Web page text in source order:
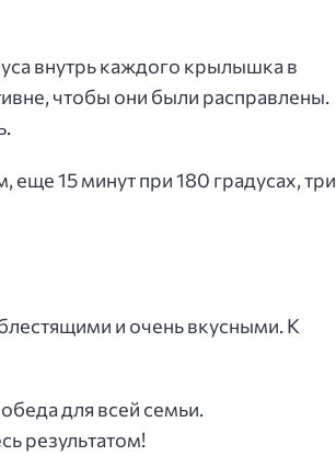
внутрь каждого крылышка в
чтобы они были расправлены.
еще 15 минут при 180 градусах, три
и очень вкусными. К
для всей семьи.
результатом!